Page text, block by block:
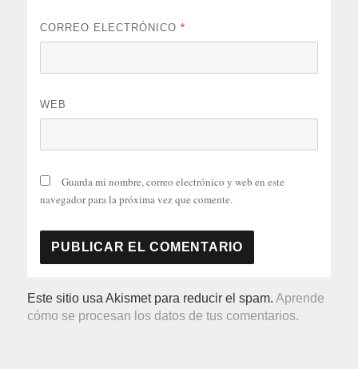
CORREO ELECTRÓNICO*
WEB
Guarda mi nombre, correo electrónico y web en este
navegador para la próxima vez que comente.
Este sitio usa Akismet para reducir el spam.Aprende
cómo se procesan los datos de tus comentarios.